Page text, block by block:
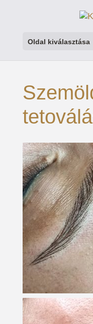
Oldal kiválasztása